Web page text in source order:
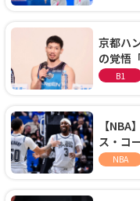
京都ハ
の覚悟
に、京
B1
【
ス・コ
ーズに1
NBA